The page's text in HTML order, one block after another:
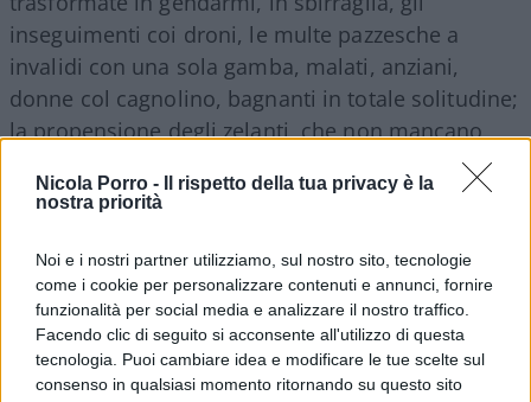
Nicola Porro -
Il rispetto della tua privacy è la
nostra priorità
Noi e i nostri partner utilizziamo, sul nostro sito, tecnologie
come i cookie per personalizzare contenuti e annunci, fornire
funzionalità per social media e analizzare il nostro traffico.
Facendo clic di seguito si acconsente all'utilizzo di questa
tecnologia. Puoi cambiare idea e modificare le tue scelte sul
consenso in qualsiasi momento ritornando su questo sito
inseguimenti coi droni, le multe pazzesche a
invalidi con una sola gamba, malati, anziani,
donne col cagnolino, bagnanti in totale solitudine;
la propensione degli zelanti, che non mancano
mai, alla delazione, la carognaggine, i regolamenti
di conti tra vicini; gli artisti a sovvenzione statale,
presidente del Consiglio, ai quali lanciare l’osso
sotto al tavolo, che si sdebitano con scrupolo
zdanoviano, da socialismo reale, nel vergare
appelli di obbedienza al regime, nello scagliarsi
contro le opposizioni imbavagliate, nel pretendere